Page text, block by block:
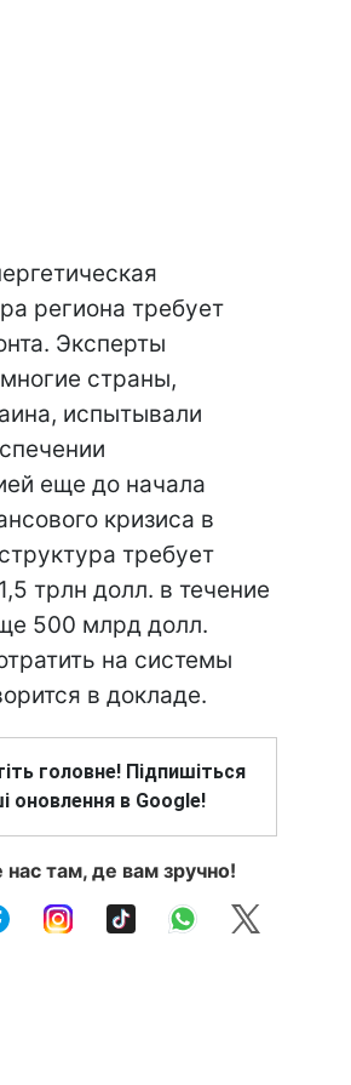
региона требует
Эксперты
страны,
испытывали
еще до начала
кризиса в
требует
трлн долл. в течение
500 млрд долл.
на системы
в докладе.
головне! Підпишіться
оновлення в Google!
там, де вам зручно!